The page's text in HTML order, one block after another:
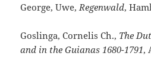
George, Uwe, Regenwald,
Goslinga, Cornelis Ch., The
and in the Guianas 1680-1791,